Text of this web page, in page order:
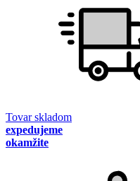
Tovar skladom
expedujeme
okamžite